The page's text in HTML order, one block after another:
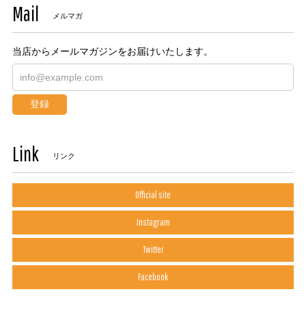
Mail メルマガ
当店からメールマガジンをお届けいたします。
登録
Link リンク
Official site
Instagram
Twitter
Facebook